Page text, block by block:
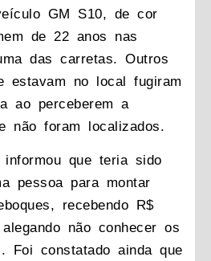
GM S10, de cor
de 22 anos nas
das carretas. Outros
estavam no local fugiram
ao perceberem a
não foram localizados.
que teria sido
pessoa para montar
recebendo R$
não conhecer os
Foi constatado ainda que